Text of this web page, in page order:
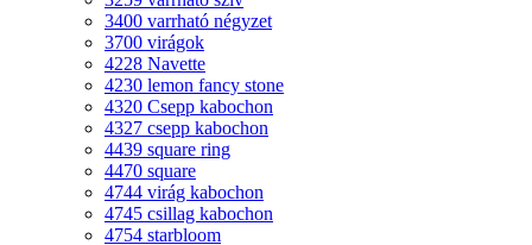
3400 varrható négyzet
3700 virágok
4228 Navette
4230 lemon fancy stone
4320 Csepp kabochon
4327 csepp kabochon
4439 square ring
4470 square
4744 virág kabochon
4745 csillag kabochon
4754 starbloom